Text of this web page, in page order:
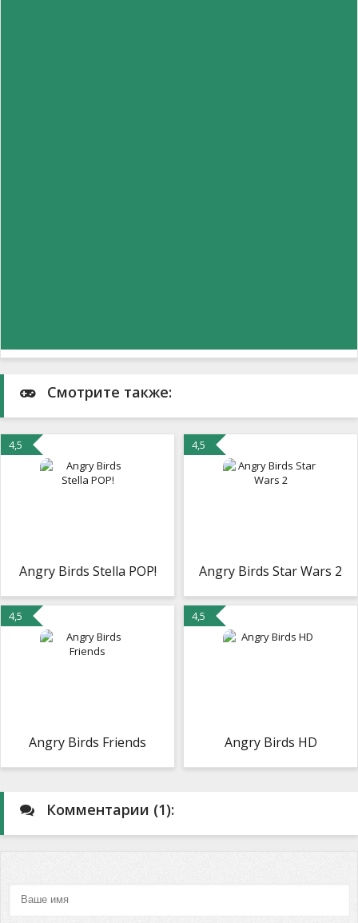
Смотрите также:
4,5
Angry Birds Stella POP!
4,5
Angry Birds Star Wars 2
4,5
Angry Birds Friends
4,5
Angry Birds HD
Комментарии (1):